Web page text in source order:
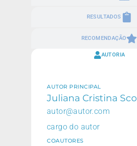
RESULTADOS
RECOMENDAÇÃO
AUTORIA
AUTOR PRINCIPAL
Juliana Cristina
autor@autor.com
cargo do autor
COAUTORES